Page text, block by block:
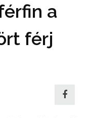
a
férj